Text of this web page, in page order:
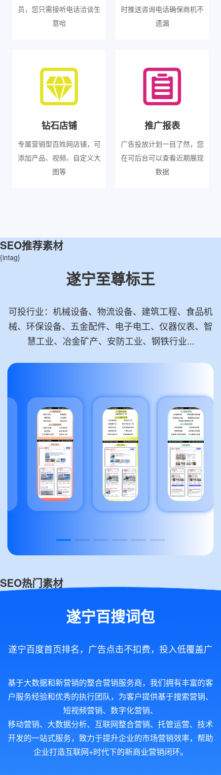
员，您只需接听电话洽谈生
意哈
时推送咨询电话确保商机不
遗漏
钻石店铺
专属营销型百姓网店铺，可
添加产品、视频、自定义大
图等
推广报表
广告投放计划一目了然，您
在可后台可以查看近期展现
数据
SEO推荐素材
{intag}
遂宁至尊标王
可投行业：机械设备、物流设备、建筑工程、食品机
械、环保设备、五金配件、电子电工、仪器仪表、智
慧工业、冶金矿产、安防工业、钢铁行业...
SEO热门素材
遂宁百搜词包
遂宁百度首页排名，广告点击不扣费，投入低覆盖广
基于大数据和新营销的整合营销服务商，我们拥有丰富的客
户服务经验和优秀的执行团队，为客户提供基于搜索营销、
短视频营销、数字化营销、
移动营销、大数据分析、互联网整合营销、托管运营、技术
开发的一站式服务，致力于提升企业的市场营销效率，帮助
企业打造互联网+时代下的新商业营销闭环。